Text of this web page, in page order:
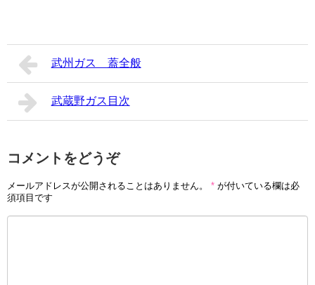
武州ガス 蓋全般
武蔵野ガス目次
コメントをどうぞ
メールアドレスが公開されることはありません。 * が付いている欄は必
須項目です